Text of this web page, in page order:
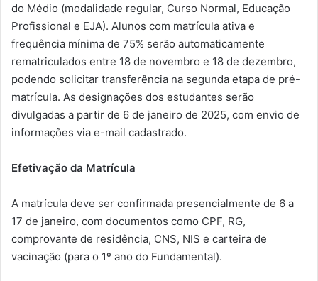
do Médio (modalidade regular, Curso Normal, Educação
Profissional e EJA). Alunos com matrícula ativa e
frequência mínima de 75% serão automaticamente
rematriculados entre 18 de novembro e 18 de dezembro,
podendo solicitar transferência na segunda etapa de pré-
matrícula. As designações dos estudantes serão
divulgadas a partir de 6 de janeiro de 2025, com envio de
informações via e-mail cadastrado.
Efetivação da Matrícula
A matrícula deve ser confirmada presencialmente de 6 a
17 de janeiro, com documentos como CPF, RG,
comprovante de residência, CNS, NIS e carteira de
vacinação (para o 1º ano do Fundamental).